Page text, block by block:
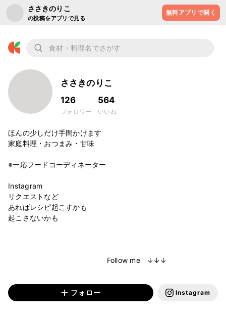
ささきのりこ
の投稿をアプリで見る
無料アプリで開く
ささきのりこ
126
フォロワー
564
いいね
ほんの少しだけ手間かけます
家庭料理・おつまみ・甘味
※一応フードコーディネーター
Instagram
リクエストなど
あればレシピ起こすかも
起こさないかも
フォロー Instagram